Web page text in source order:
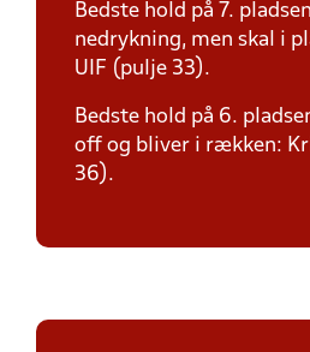
Bedste hold på 7.
nedrykning, men skal i
UIF (pulje 33).
Bedste hold på 6.
off og bliver i rækken:
36).